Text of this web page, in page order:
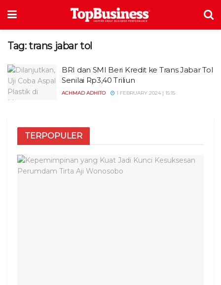
Tag:trans jabar tol
BRI dan SMI Beri Kredit ke Trans Jabar Tol
Senilai Rp3,40 Triliun
ACHMAD ADHITO 1 FEBRUARY 2024 | 15:15
TERPOPULER